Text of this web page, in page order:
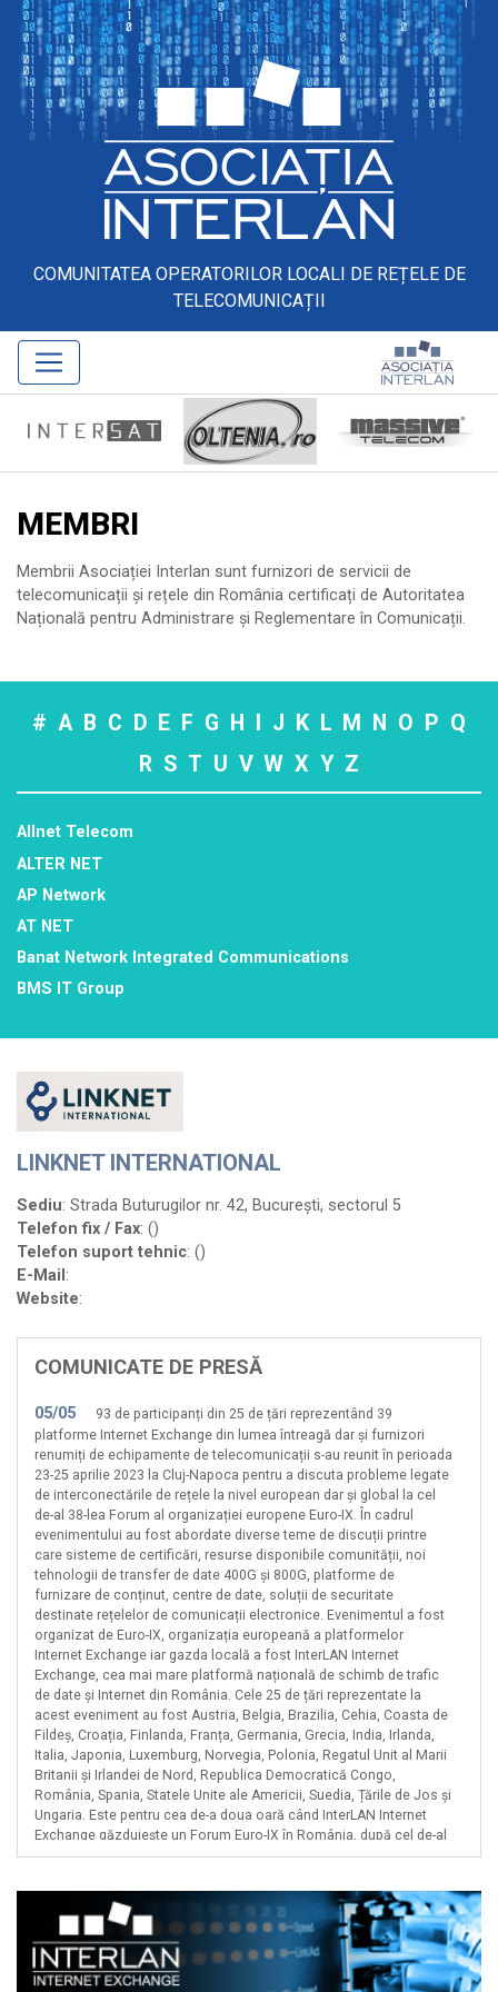
COMUNITATEA OPERATORILOR LOCALI DE REȚELE DE
TELECOMUNICAȚII
MEMBRI
Membrii Asociației Interlan sunt furnizori de servicii de
telecomunicații și rețele din România certificați de Autoritatea
Națională pentru Administrare și Reglementare în Comunicații.
# A B C D E F G H J K L M N O P Q
R S T U V W X Y Z
Allnet Telecom
ALTER NET
AP Network
AT NET
Banat Network Integrated Communications
BMS IT Group
Computer Wired
Comunicații Starnet Media
Create Network
Data ZYX
DevGeeks
Digital Construction Network
Djemba IT&C
DoljNET
EfectRO
Energy Dot
Fidelnet
GMB Computers
Hunyadi Laszlo Intreprindere Individuala
Infinity Telecom
Internet Oltenia
Intersat
Lansoft Data
Laroias Computers
Linknet International
Massive Telecom
Media Sud
Mondo Byte
Netergy Corporate
Netprotect
LINKNET INTERNATIONAL
Sediu: Strada Buturugilor nr. 42, București, sectorul 5
Telefon fix / Fax: ()
Telefon suport tehnic: ()
E-Mail :
Website:
COMUNICATE DE PRESĂ
05/05
93 de participanți din 25 de țări reprezentând 39
platforme Internet Exchange din lumea întreagă dar și furnizori
renumiți de echipamente de telecomunicații s-au reunit în perioada
23-25 aprilie 2023 la Cluj-Napoca pentru a discuta probleme legate
de interconectările de rețele la nivel european dar și global la cel
de-al 38-lea Forum al organizației europene Euro-IX. În cadrul
evenimentului au fost abordate diverse teme de discuții printre
care sisteme de certificări, resurse disponibile comunității, noi
tehnologii de transfer de date 400G și 800G, platforme de
furnizare de conținut, centre de date, soluții de securitate
destinate rețelelor de comunicații electronice. Evenimentul a fost
organizat de Euro-IX, organizația europeană a platformelor
Internet Exchange iar gazda locală a fost InterLAN Internet
Exchange, cea mai mare platformă națională de schimb de trafic
de date și Internet din România. Cele 25 de țări reprezentate la
acest eveniment au fost Austria, Belgia, Brazilia, Cehia, Coasta de
Fildeș, Croația, Finlanda, Franța, Germania, Grecia, India, Irlanda,
Italia, Japonia, Luxemburg, Norvegia, Polonia, Regatul Unit al Marii
Britanii și Irlandei de Nord, Republica Democratică Congo,
România, Spania, Statele Unite ale Americii, Suedia, Țările de Jos și
Ungaria. Este pentru cea de-a doua oară când InterLAN Internet
Exchange găzduiește un Forum Euro-IX în România, după cel de-al
25-lea Forum Euro-IX găzduit în toamna anului 2014 la București.
operatorii de rețele de comunicații electronice se pot interconecta
pentru a face schimb de trafic de date și Internet în mod liber. O
platformă deschisă este o infrastructură fizică furnizată pentru
interconectarea rețelelor, disponibiă oricărui operator de rețea
care este interesat de schimbul de trafic, fiecare dintre aceștia